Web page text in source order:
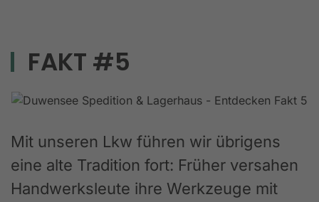
FAKT #5
Mit unseren Lkw führen wir übrigens
eine alte Tradition fort: Früher versahen
Handwerksleute ihre Werkzeuge mit